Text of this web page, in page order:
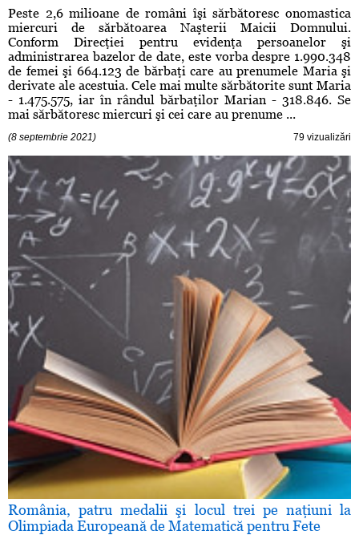
Peste 2,6 milioane de români îşi sărbătoresc onomastica
miercuri de sărbătoarea Naşterii Maicii Domnului.
Conform Direcţiei pentru evidenţa persoanelor şi
administrarea bazelor de date, este vorba despre 1.990.348
de femei şi 664.123 de bărbaţi care au prenumele Maria şi
derivate ale acestuia. Cele mai multe sărbătorite sunt Maria
- 1.475.575, iar în rândul bărbaţilor Marian - 318.846. Se
mai sărbătoresc miercuri şi cei care au prenume ...
(8 septembrie 2021) 79 vizualizări
România, patru medalii şi locul trei pe naţiuni la
Olimpiada Europeană de Matematică pentru Fete